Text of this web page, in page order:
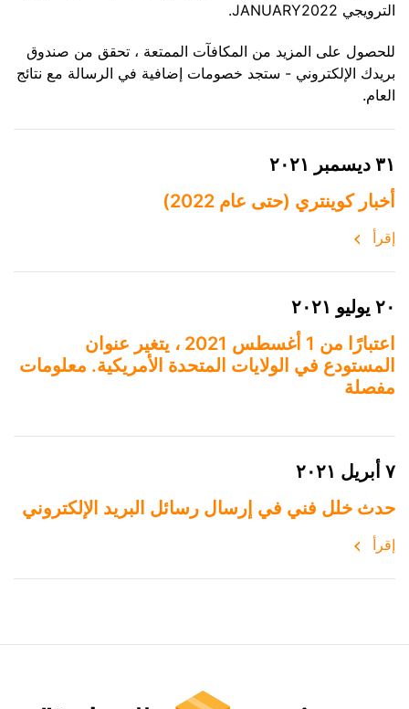
الترويجي JANUARY2022.
للحصول على المزيد من المكافآت الممتعة ، تحقق من صندوق
بريدك الإلكتروني - ستجد خصومات إضافية في الرسالة مع نتائج
العام.
٣١ ديسمبر ٢٠٢١
أخبار كوينتري (حتى عام 2022)
إقرأ
٢٠ يوليو ٢٠٢١
اعتبارًا من 1 أغسطس 2021 ، يتغير عنوان
المستودع في الولايات المتحدة الأمريكية. معلومات
مفصلة
٧ أبريل ٢٠٢١
حدث خلل فني في إرسال رسائل البريد الإلكتروني
إقرأ